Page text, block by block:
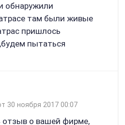
обнаружили
там были живые
пришлось
пытаться
30 ноября 2017 00:07
отзыв о вашей фирме,